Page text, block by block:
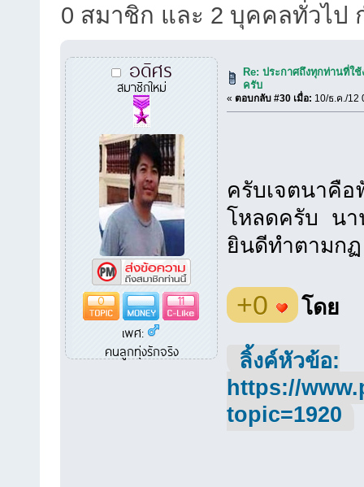
0 สมาชิก และ 2 บุคคลทั่วไป
อดิศร
สมาชิกใหม่
0
11
เพศ:
คนลูกทุ่งรักจริง
Re: ประกาศถึงทุกท่านที่ใ
ครับ
« ตอบกลับ #30 เมื่อ: 10/ธ.ค./12
ครับเจตนาคือ
โหลดครับ นา
ยินดีทำตามกฏ
+0 โดย
ลิ้งค์หัวข้อ:
https://
topic=1920